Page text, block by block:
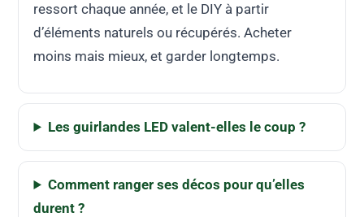
ressort chaque année, et le DIY à partir
d’éléments naturels ou récupérés. Acheter
moins mais mieux, et garder longtemps.
Les guirlandes LED valent-elles le coup ?
Comment ranger ses décos pour qu’elles
durent ?